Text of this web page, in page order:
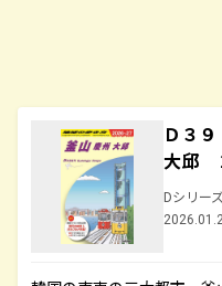
Ｄ３
大邱
Dシリー